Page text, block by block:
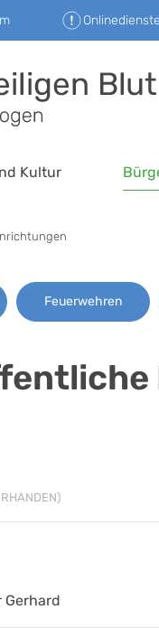
Onlinedienste
Kultur
Feuerwehren